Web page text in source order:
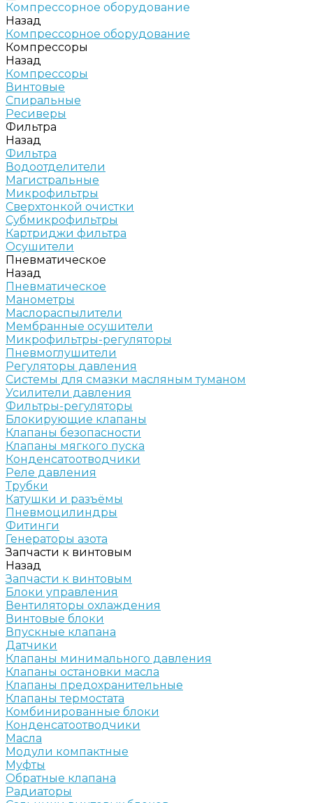
Компрессорное оборудование
Назад
Компрессорное оборудование
Компрессоры
Назад
Компрессоры
Винтовые
Спиральные
Ресиверы
Фильтра
Назад
Фильтра
Водоотделители
Магистральные
Микрофильтры
Сверхтонкой очистки
Субмикрофильтры
Картриджи фильтра
Осушители
Пневматическое
Назад
Пневматическое
Манометры
Маслораспылители
Мембранные осушители
Микрофильтры-регуляторы
Пневмоглушители
Регуляторы давления
Системы для смазки масляным туманом
Усилители давления
Фильтры-регуляторы
Блокирующие клапаны
Клапаны безопасности
Клапаны мягкого пуска
Конденсатоотводчики
Реле давления
Трубки
Катушки и разъёмы
Пневмоцилиндры
Фитинги
Генераторы азота
Запчасти к винтовым
Назад
Запчасти к винтовым
Блоки управления
Вентиляторы охлаждения
Винтовые блоки
Впускные клапана
Датчики
Клапаны минимального давления
Клапаны остановки масла
Клапаны предохранительные
Клапаны термостата
Комбинированные блоки
Конденсатоотводчики
Масла
Модули компактные
Муфты
Обратные клапана
Радиаторы